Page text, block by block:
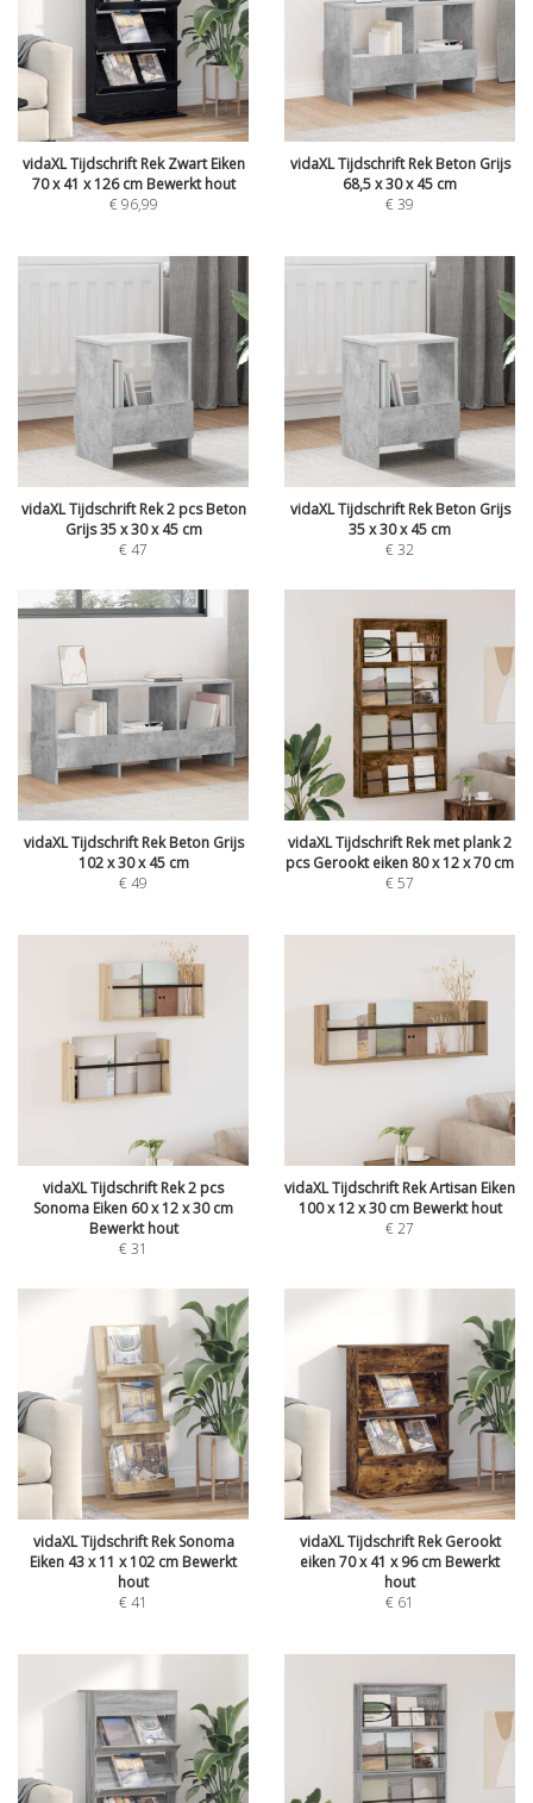
vidaXL Tijdschrift Rek Zwart Eiken
70 x 41 x 126 cm Bewerkt hout
€96,99
vidaXL Tijdschrift Rek Beton Grijs
68,5 x 30 x 45 cm
€39
vidaXL Tijdschrift Rek 2 pcs Beton
Grijs 35 x 30 x 45 cm
€47
vidaXL Tijdschrift Rek Beton Grijs
35 x 30 x 45 cm
€32
vidaXL Tijdschrift Rek Beton Grijs
102 x 30 x 45 cm
€49
vidaXL Tijdschrift Rek met plank 2
pcs Gerookt eiken 80 x 12 x 70 cm
€57
vidaXL Tijdschrift Rek 2 pcs
Sonoma Eiken 60 x 12 x 30 cm
Bewerkt hout
€31
vidaXL Tijdschrift Rek Artisan Eiken
100 x 12 x 30 cm Bewerkt hout
€27
vidaXL Tijdschrift Rek Sonoma
Eiken 43 x 11 x 102 cm Bewerkt
hout
€41
vidaXL Tijdschrift Rek Gerookt
eiken 70 x 41 x 96 cm Bewerkt
hout
€ 61